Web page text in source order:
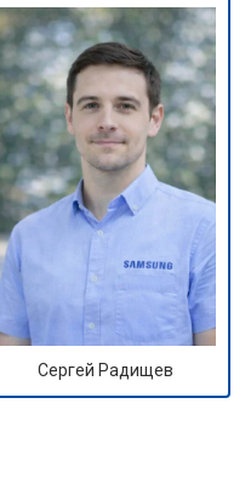
Сергей Радищев